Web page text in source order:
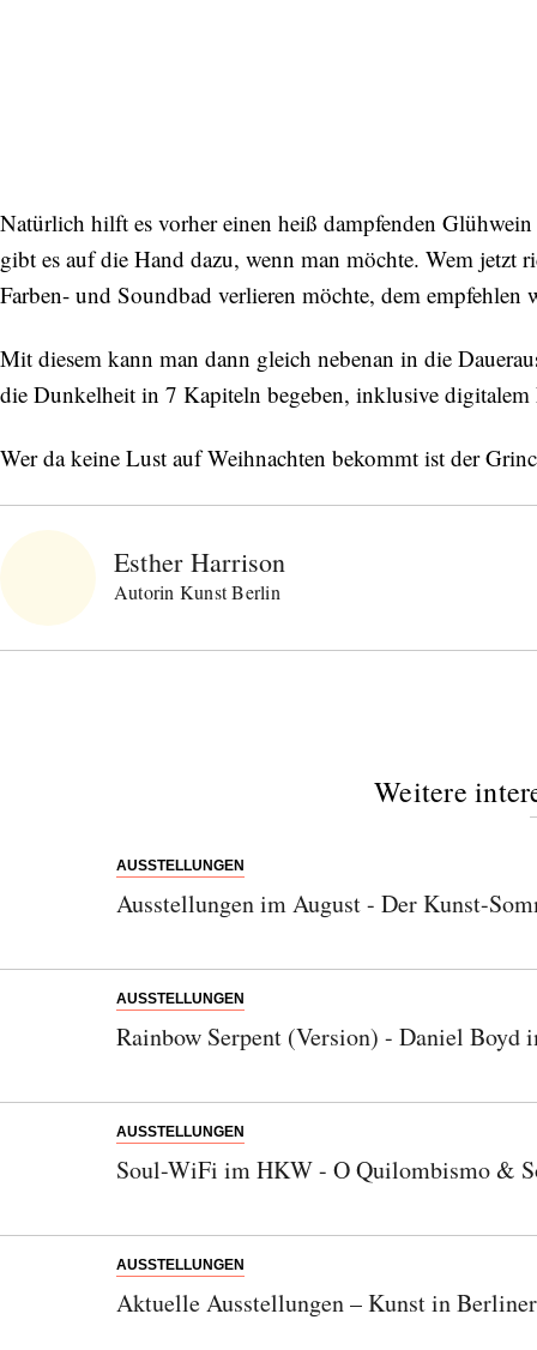
Natürlich hilft es vorher einen heiß dampfenden
gibt es auf die Hand dazu, wenn man möchte. Wem
Farben- und Soundbad verlieren möchte, dem empfehlen
Mit diesem kann man dann gleich nebenan in die
die Dunkelheit in 7 Kapiteln begeben, inklusive
Wer da keine Lust auf Weihnachten bekommt ist der
Esther Harrison
Autorin Kunst Berlin
Weitere
AUSSTELLUNGEN
Ausstellungen im August - Der Kunst-
AUSSTELLUNGEN
Rainbow Serpent (Version) - Daniel Boyd
AUSSTELLUNGEN
Soul-WiFi im HKW - O Quilombismo &
AUSSTELLUNGEN
Aktuelle Ausstellungen – Kunst in
Bitte schicken Sie mir bis zum Widerruf meiner
Einwilligung den Newsletter mit Informationen zu
neuen Beiträgen. DieDatenschutzerklärunghabe ich